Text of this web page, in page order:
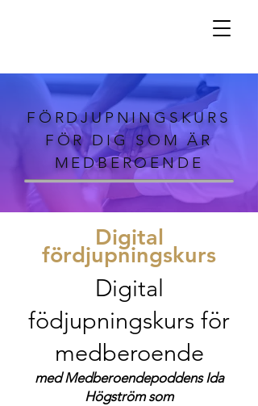
FÖRDJUPNINGSKURS
FÖR DIG SOM ÄR
MEDBEROENDE
Digital
fördjupningskurs
Digital
födjupningskurs för
medberoende
med Medberoendepoddens Ida
Högström som